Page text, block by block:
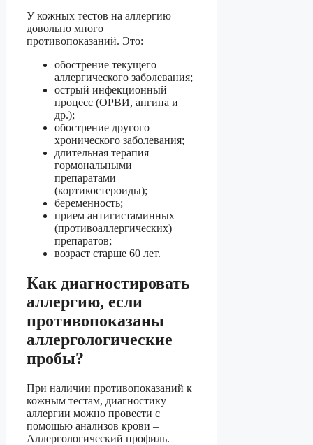
У кожных тестов на аллергию
довольно много
противопоказаний. Это:
обострение текущего
аллергического заболевания;
острый инфекционный
процесс (ОРВИ, ангина и
др.);
обострение другого
хронического заболевания;
длительная терапия
гормональными
препаратами
(кортикостероиды);
беременность;
прием антигистаминных
(противоаллергических)
препаратов;
возраст старше 60 лет.
Как диагностировать
аллергию, если
противопоказаны
аллергологические
пробы?
При наличии противопоказаний к
кожным тестам, диагностику
аллергии можно провести с
помощью анализов крови –
Аллергологический профиль.